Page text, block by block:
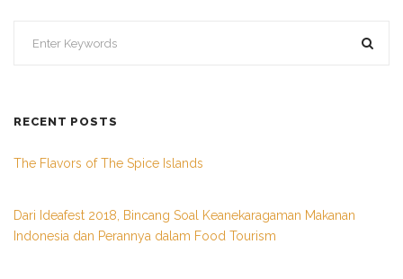
RECENT POSTS
The Flavors of The Spice Islands
Dari Ideafest 2018, Bincang Soal Keanekaragaman Makanan
Indonesia dan Perannya dalam Food Tourism